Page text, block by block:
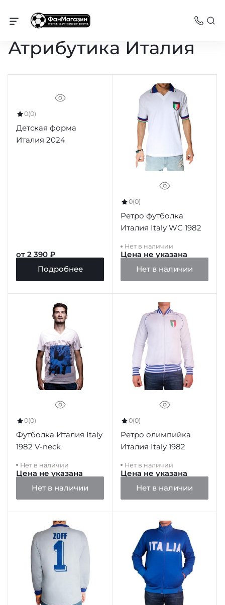
Сборные команды
Атрибутика Италия
0(0)
Детская форма
Италия 2024
от 2 390 ₽
Подробнее
0(0)
Ретро футболка
Италия Italy WC 1982
Нет в наличии
Цена не указана
Нет в наличии
0(0)
Футболка Италия Italy
1982 V-neck
Нет в наличии
Цена не указана
Нет в наличии
0(0)
Ретро олимпийка
Италия Italy 1982
Нет в наличии
Цена не указана
Нет в наличии